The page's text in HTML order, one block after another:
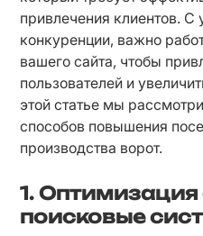
привлечения клиентов. С
конкуренции, важно
вашего сайта, чтобы
пользователей и
этой статье мы
способов повышения
производства ворот.
1. Оптимизация
поисковые